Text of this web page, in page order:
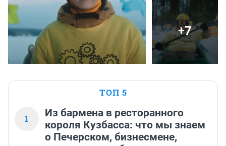
+7
ТОП 5
1
Из бармена в ресторанного
короля Кузбасса: что мы знаем
о Печерском, бизнесмене,